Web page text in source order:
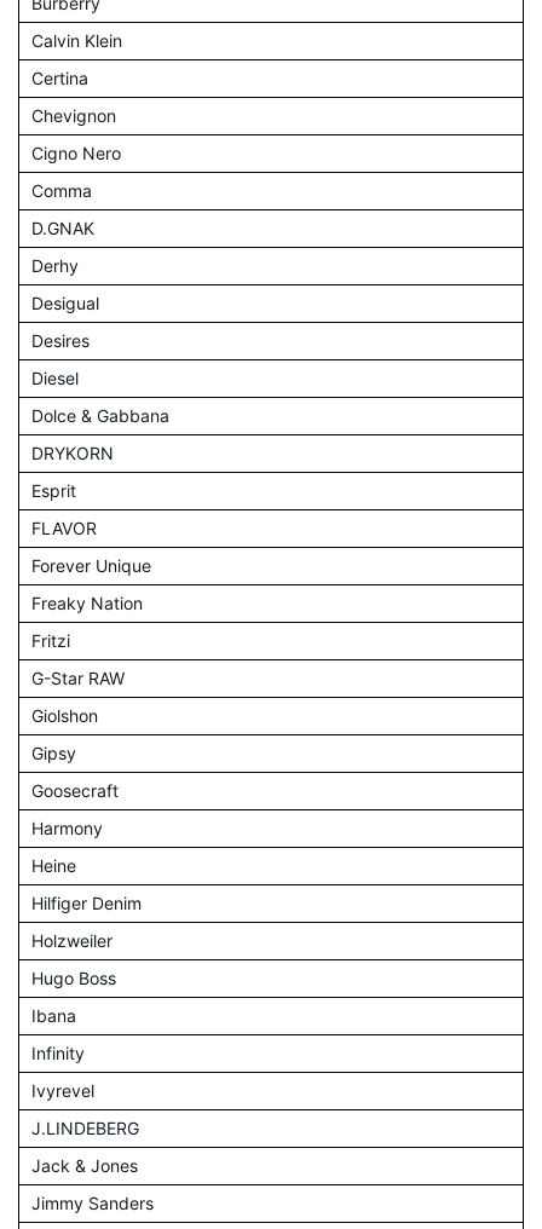
Calvin Klein
Certina
Chevignon
Cigno Nero
Comma
D.GNAK
Derhy
Desigual
Desires
Diesel
Dolce & Gabbana
DRYKORN
Esprit
FLAVOR
Forever Unique
Freaky Nation
Fritzi
G-Star RAW
Giolshon
Gipsy
Goosecraft
Harmony
Heine
Hilfiger Denim
Holzweiler
Hugo Boss
Ibana
Infinity
Ivyrevel
J.LINDEBERG
Jack & Jones
Jimmy Sanders